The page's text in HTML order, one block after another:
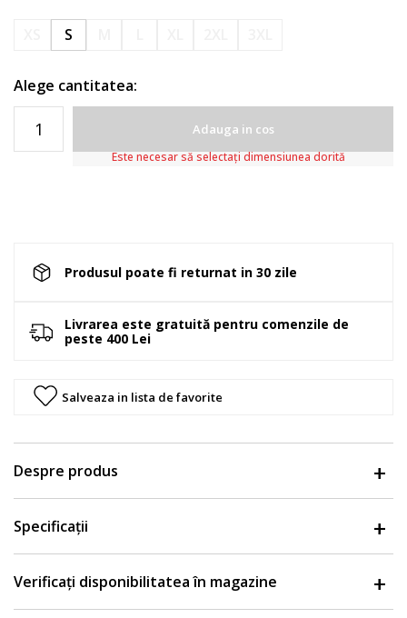
S
Alege cantitatea:
Adauga in cos
Este necesar să selectați dimensiunea dorită
Produsul poate fi returnat in 30 zile
Livrarea este gratuită pentru comenzile de
peste 400 Lei
Salveaza in lista de favorite
Despre produs
Specificații
Verificați disponibilitatea în magazine